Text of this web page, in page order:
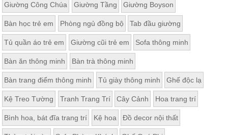
Giường Công Chúa Giường Tầng Giường Boyson
Bàn học trẻ em Phòng ngủ đồng bộ Tab đầu giường
Tủ quần áo trẻ em Giường cũi trẻ em Sofa thông minh
Bàn ăn thông minh Bàn trà thông minh
Bàn trang điểm thông minh Tủ giày thông minh Ghế độc lạ
Kệ Treo Tường Tranh Trang Trí Cây Cảnh Hoa trang trí
Bình hoa, bát đĩa trang trí Kệ hoa Đồ decor nội thất